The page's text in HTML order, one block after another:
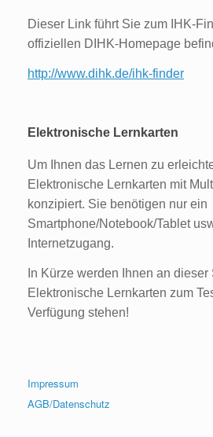
Dieser Link führt Sie zum IHK-
offiziellen DIHK-Homepage
http://www.dihk.de/ihk-finder
Elektronische Lernkarten
Um Ihnen das Lernen zu
Elektronische Lernkarten mit
konzipiert. Sie benötigen nur ein
Smartphone/Notebook/Tablet
Internetzugang.
In Kürze werden Ihnen an
Elektronische Lernkarten zum
Verfügung stehen!
Impressum
AGB/Datenschutz